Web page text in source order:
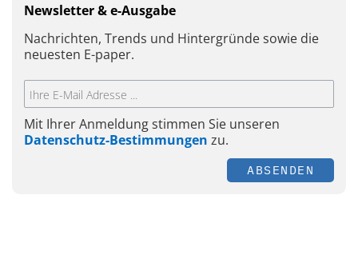
Newsletter & e-Ausgabe
Nachrichten, Trends und Hintergründe sowie die
neuesten E-paper.
Mit Ihrer Anmeldung stimmen Sie unseren
Datenschutz-Bestimmungen zu.
ABSENDEN